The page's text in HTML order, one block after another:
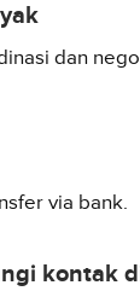
dan
via bank.
kontak